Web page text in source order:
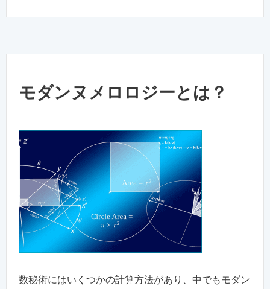
モダンヌメロロジーとは？
数秘術にはいくつかの計算方法があり、中でもモダン